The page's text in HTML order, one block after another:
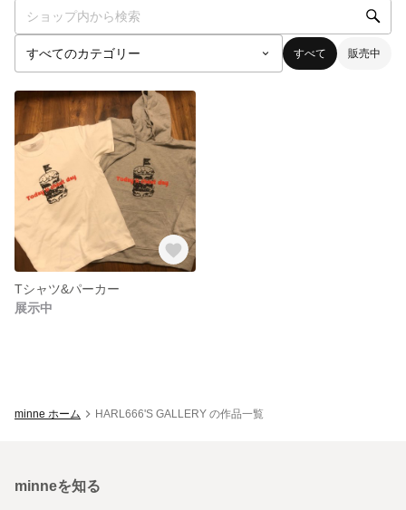
すべて 販売中
Tシャツ&パーカー
展示中
minne ホーム HARL666'S GALLERY の作品一覧
minneを知る